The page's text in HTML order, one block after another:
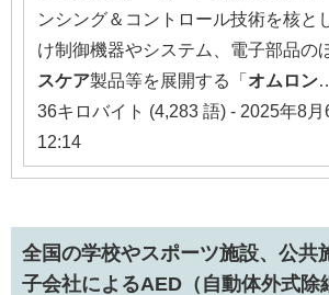
ンシング＆コントロール技術を核と
け制御機器やシステム、電子部品の
スケア製品等を展開する「 オム ロン
36キロバイト (4,283 語) - 2025年8月
12:14
全国の学校やスポーツ施設、公共
子会社によるAED（自動体外式除